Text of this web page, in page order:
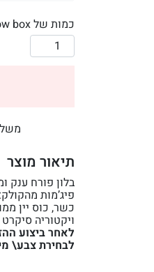
כמות של Wow box
תיאור מוצר
פיג’מות
כשר, כוס יין
ויקטוריה סיקרט
לאחר ביצוע
לבחירת צבע\ מידות